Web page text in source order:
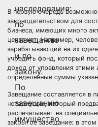
наследования:
по
завещанию
и по
закону.
По
завещанию
имущество
В первую очередь
законодательством для
бизнеса, имеющих много
ценза нет. Например,
зарабатывающий на их
учредить фонд, который
доход от управления этими
определенные суммы
Завещание составляется в
нотариусом, который
распечатывает на
закрытое завещание: в этом